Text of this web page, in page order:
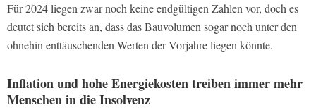
Für 2024 liegen zwar noch keine endgültigen Zahlen vor, doch es
deutet sich bereits an, dass das Bauvolumen sogar noch unter den
ohnehin enttäuschenden Werten der Vorjahre liegen könnte.
Inflation und hohe Energiekosten treiben immer mehr
Menschen in die Insolvenz